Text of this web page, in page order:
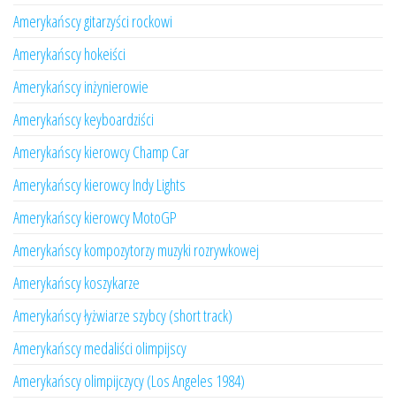
Amerykańscy gitarzyści rockowi
Amerykańscy hokeiści
Amerykańscy inżynierowie
Amerykańscy keyboardziści
Amerykańscy kierowcy Champ Car
Amerykańscy kierowcy Indy Lights
Amerykańscy kierowcy MotoGP
Amerykańscy kompozytorzy muzyki rozrywkowej
Amerykańscy koszykarze
Amerykańscy łyżwiarze szybcy (short track)
Amerykańscy medaliści olimpijscy
Amerykańscy olimpijczycy (Los Angeles 1984)